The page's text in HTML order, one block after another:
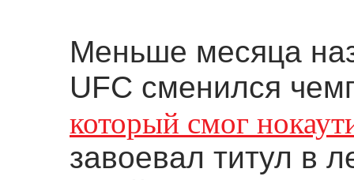
Меньше месяца
UFC сменился
который смог
завоевал титул в